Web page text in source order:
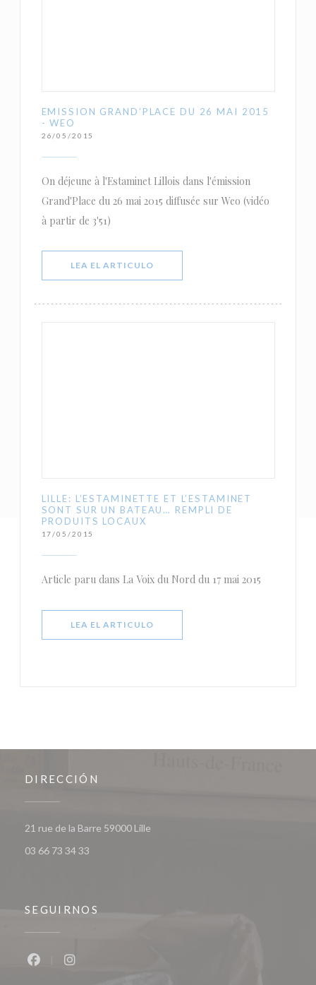
EMISSION GRAND’PLACE DU 26 MAI 2015
- WEO
26/05/2015
On déjeune à l'Estaminet Lillois dans l'émission
Grand'Place du 26 mai 2015 diffusée sur Weo (vidéo
à partir de 3'51)
LEA EL ARTICULO((ABRE EN UNA NUEVA VENTANA))
LILLE: L’ESTAMINETTE ET L’ESTAMINET
SONT SUR UN BATEAU… REMPLI DE
PRODUITS LOCAUX
17/05/2015
Article paru dans La Voix du Nord du 17 mai 2015
LEA EL ARTICULO((ABRE EN UNA NUEVA VENTANA))
DIRECCIÓN
21 rue de la Barre 59000 Lille
03 66 73 34 33
SEGUIRNOS